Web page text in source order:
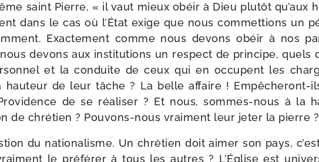
saint Pierre, « il vaut mieux obéir à Dieu plu­tôt qu’aux
dans le cas où l’État exige que nous com­met­tions un
Exactement comme nous devons obéir à nos
devons aux ins­ti­tu­tions un res­pect de prin­cipe, quels
et la conduite de ceux qui en occupent les
hau­teur de leur tâche ? La belle affaire ! Empêcheront-​
de se réa­li­ser ? Et nous, sommes-​nous à la
de chré­tien ? Pouvons-​nous vrai­ment leur jeter la pierre ?
du natio­na­lisme. Un chré­tien doit aimer son pays,
le pré­fé­rer à tous les autres ? L’Église est